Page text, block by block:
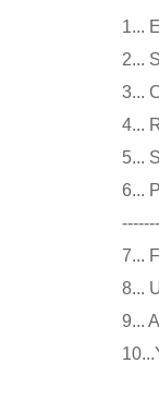
1...
2...
3...
4...
5...
6...
7...
8...
9...